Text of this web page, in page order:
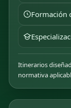
Formación
Itinerarios
normativa